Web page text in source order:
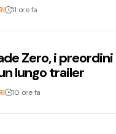
11 ore fa
Zero, i preordini
lungo trailer
10 ore fa